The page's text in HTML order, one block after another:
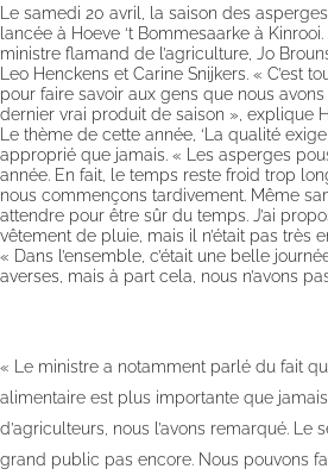
Le samedi 20 avril, la saison des
lancée à Hoeve ‘t Bommesaarke à
ministre flamand de l’agriculture, Jo
Leo Henckens et Carine Snijkers. « C’est
pour faire savoir aux gens que nous
dernier vrai produit de saison », explique
Le thème de cette année, ‘La qualité
approprié que jamais. « Les asperges
année. En fait, le temps reste froid trop
nous commençons tardivement. Même
attendre pour être sûr du temps. J’ai
vêtement de pluie, mais il n’était pas très
« Dans l’ensemble, c’était une belle
averses, mais à part cela, nous n’avons
« Le ministre a notamment parlé du fait
alimentaire est plus importante que
d’agriculteurs, nous l’avons remarqué. Le
grand public pas encore. Nous pouvons